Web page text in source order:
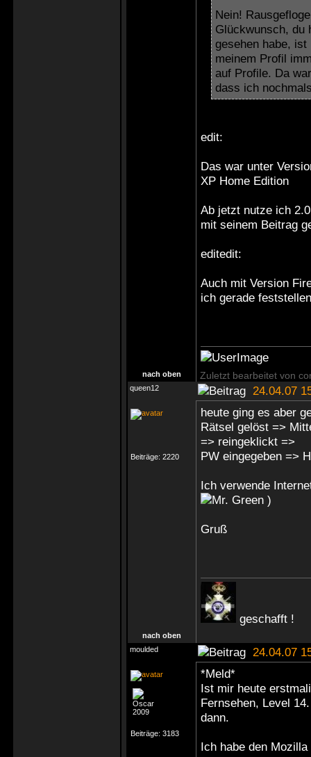
Nein!
Glückwunsch, du
gesehen habe,
meinem Profil
auf Profile. Da
dass ich
edit:
Das war unter
XP Home Edition
Ab jetzt nutze ich
mit seinem Beitrag
editedit:
Auch mit Version
ich gerade
nach oben Zuletzt bearbeitet von
queen12 24.04.07
Beiträge: 2220
heute ging es aber
Rätsel gelöst =>
=> reingeklickt =>
PW eingegeben =>
Ich verwende
)
Gruß
geschafft !
nach oben
moulded
24.04.07
Beiträge: 3183
*Meld*
Ist mir heute
Fernsehen, Level
dann.
Ich habe den